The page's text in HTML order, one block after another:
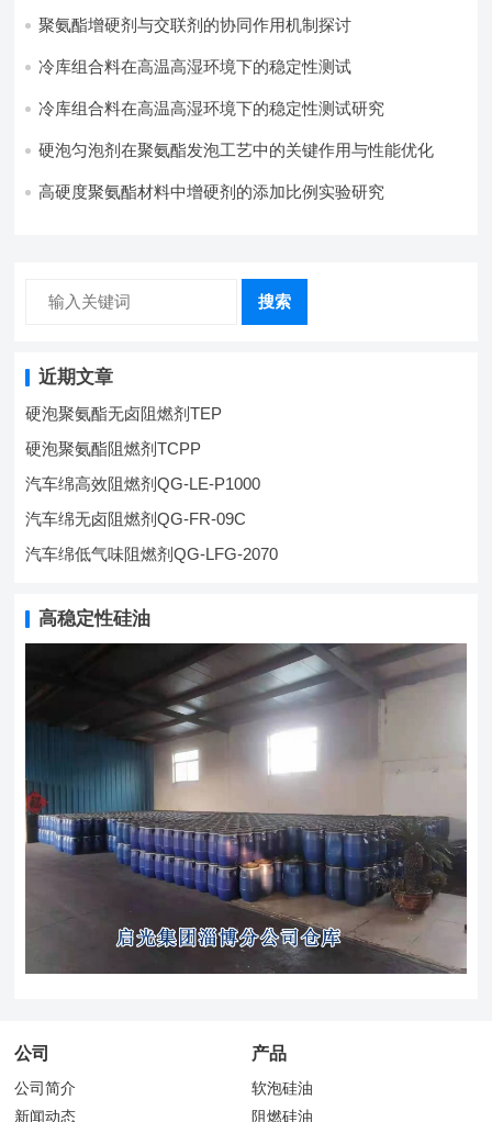
聚氨酯增硬剂与交联剂的协同作用机制探讨
冷库组合料在高温高湿环境下的稳定性测试​
冷库组合料在高温高湿环境下的稳定性测试研究
硬泡匀泡剂在聚氨酯发泡工艺中的关键作用与性能优化
高硬度聚氨酯材料中增硬剂的添加比例实验研究
搜索
近期文章
硬泡聚氨酯无卤阻燃剂TEP
硬泡聚氨酯阻燃剂TCPP
汽车绵高效阻燃剂QG-LE-P1000
汽车绵无卤阻燃剂QG-FR-09C
汽车绵低气味阻燃剂QG-LFG-2070
高稳定性硅油
公司
公司简介
新闻动态
产品
软泡硅油
阻燃硅油